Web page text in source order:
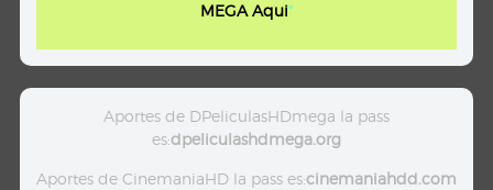
MEGA Aqui"
Aportes de DPeliculasHDmega la pass
es:dpeliculashdmega.org
Aportes de CinemaniaHD la pass es:cinemaniahdd.com